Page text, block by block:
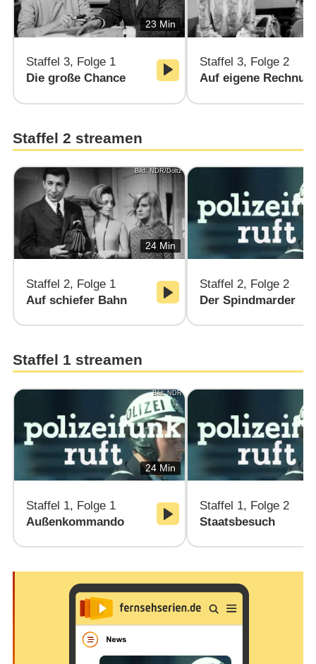
23 Min
Staffel 3, Folge 1
Die große Chance
Staffel 3, Folge 2
Auf eigene
Staffel 2 streamen
Bild: NDR/Döltz
24 Min
Staffel 2, Folge 1
Auf schiefer Bahn
Staffel 2, Folge 2
Der Spindmarder
Staffel 1 streamen
Bild: NDR
24 Min
Staffel 1, Folge 1
Außenkommando
Staffel 1, Folge 2
Staatsbesuch